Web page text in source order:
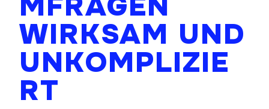
WIRKSAM UND
UNKOMPLIZIE
RT